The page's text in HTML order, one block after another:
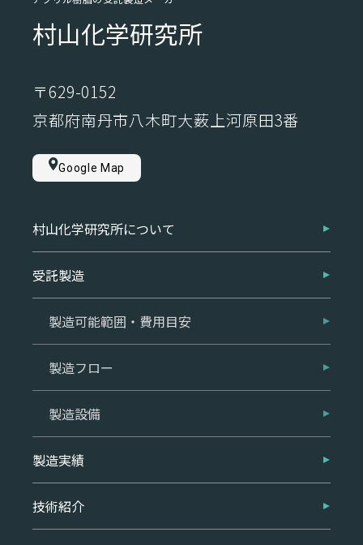
村山化学研究所
〒629-0152
京都府南丹市八木町大薮上河原田3番
Google Map
村山化学研究所について
受託製造
製造可能範囲・費用目安
製造フロー
製造設備
製造実績
技術紹介